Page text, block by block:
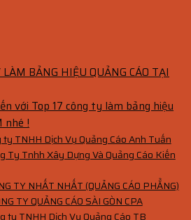
LÀM BẢNG HIỆU QUẢNG CÁO TẠI
với Top 17 công ty làm bảng hiệu
nhé !
ty TNHH Dịch Vụ Quảng Cáo Anh Tuấn
Ty Tnhh Xây Dựng Và Quảng Cáo Kiến
TY NHẤT NHẤT (QUẢNG CÁO PHẲNG)
TY QUẢNG CÁO SÀI GÒN CPA
ty TNHH Dịch Vụ Quảng Cáo TB